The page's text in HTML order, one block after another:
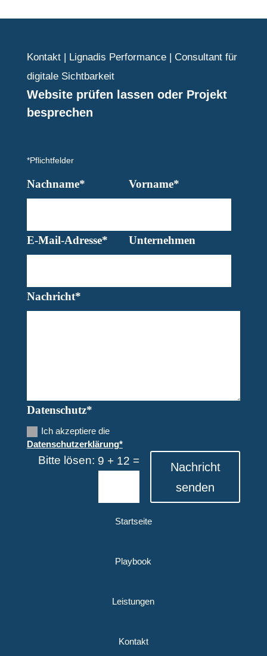
Kontakt | Lignadis Performance | Consultant für
digitale Sichtbarkeit
Website prüfen lassen oder Projekt
besprechen
*Pflichtfelder
Nachname* Vorname*
E-Mail-Adresse* Unternehmen
Nachricht*
Datenschutz*
Ich akzeptiere die
Datenschutzerklärung*
Bitte lösen: 9 + 12 =
Nachricht
senden
Startseite
Playbook
Leistungen
Kontakt